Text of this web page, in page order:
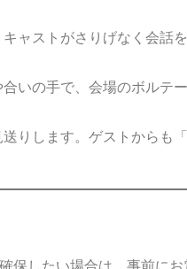
ャストがさりげなく会話を
いの手で、会場のボルテ
りします。ゲストからも